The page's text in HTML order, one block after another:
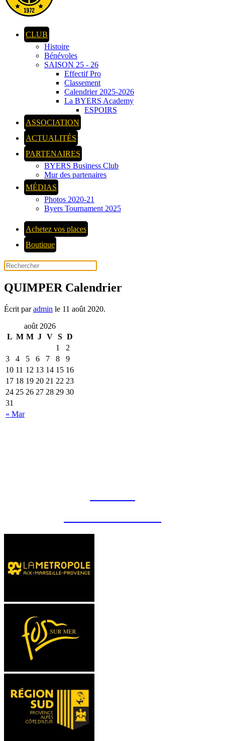
CLUB
Histoire
Bénévoles
SAISON 25 - 26
Effectif Pro
Classement
Calendrier 2025-2026
La BYERS Academy
ESPOIRS
ASSOCIATION
ACTUALITÉS
PARTENAIRES
BYERS Business Club
Mur des partenaires
MÉDIAS
Photos 2020-21
Byers Tournament 2025
Achetez vos places
Boutique
QUIMPER Calendrier
Écrit paradmin le 11 août 2020.
août 2026
L M M J V S D
« Mar
1
2
3
4 5 6 7 8
9
10 11 12 13 14 15 16
17 18 19 20 21 22 23
24 25 26 27 28 29 30
31